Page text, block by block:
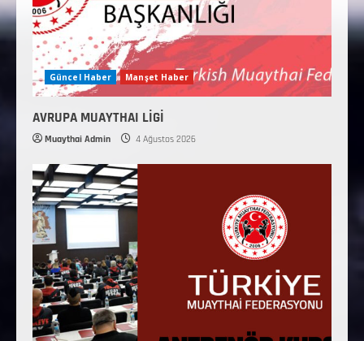
Güncel Haber Manşet Haber
AVRUPA MUAYTHAI LİGİ
Muaythai Admin 4 Ağustos 2026